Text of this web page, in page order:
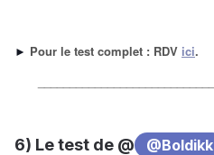
► Pour le test complet : RDV ici.
6) Le test de @ @Boldikk